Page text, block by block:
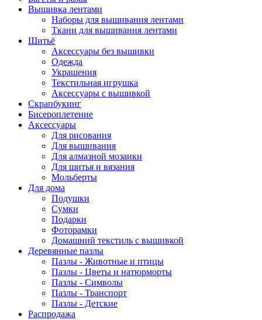
Вышивка лентами
Наборы для вышивания лентами
Ткани для вышивания лентами
Шитьё
Аксессуары без вышивки
Одежда
Украшения
Текстильная игрушка
Аксессуары с вышивкой
Скрапбукинг
Бисероплетение
Аксессуары
Для рисования
Для вышивания
Для алмазной мозаики
Для шитья и вязания
Мольберты
Для дома
Подушки
Сумки
Подарки
Фоторамки
Домашний текстиль с вышивкой
Деревянные пазлы
Пазлы - Животные и птицы
Пазлы - Цветы и натюрморты
Пазлы - Символы
Пазлы - Транспорт
Пазлы - Детские
Распродажа